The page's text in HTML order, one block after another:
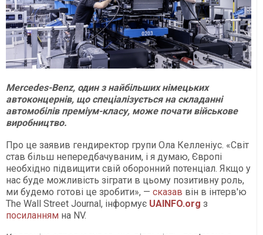
Mercedes-Benz, один з найбільших німецьких
автоконцернів, що спеціалізується на складанні
автомобілів преміум-класу, може почати військове
виробництво.
Про це заявив гендиректор групи Ола Келленіус. «Світ
став більш непередбачуваним, і я думаю, Європі
необхідно підвищити свій оборонний потенціал. Якщо у
нас буде можливість зіграти в цьому позитивну роль,
ми будемо готові це зробити», — сказав він в інтерв'ю
The Wall Street Journal, інформує UAINFO.org з
посиланням на NV.